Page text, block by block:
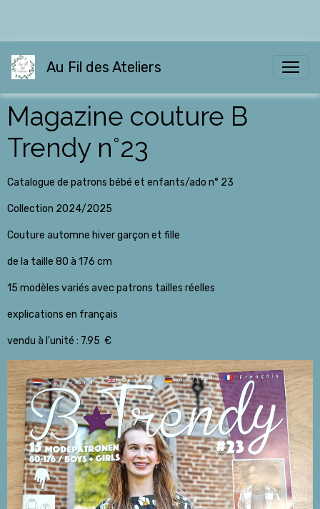
Au Fil des Ateliers
Magazine couture B
Trendy n°23
Catalogue de patrons bébé et enfants/ado n° 23
Collection 2024/2025
Couture automne hiver garçon et fille
de la taille 80 à 176 cm
15 modèles variés avec patrons tailles réelles
explications en français
vendu à l'unité : 7.95 €